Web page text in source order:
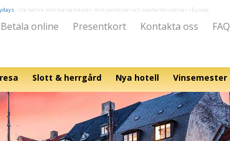
- lite bättre sommarsemester, minisemester och weekendvistelser i Europa
Betala online Presentkort Kontakta oss FAQ
Slott & herrgård Nya hotell Vinsemester